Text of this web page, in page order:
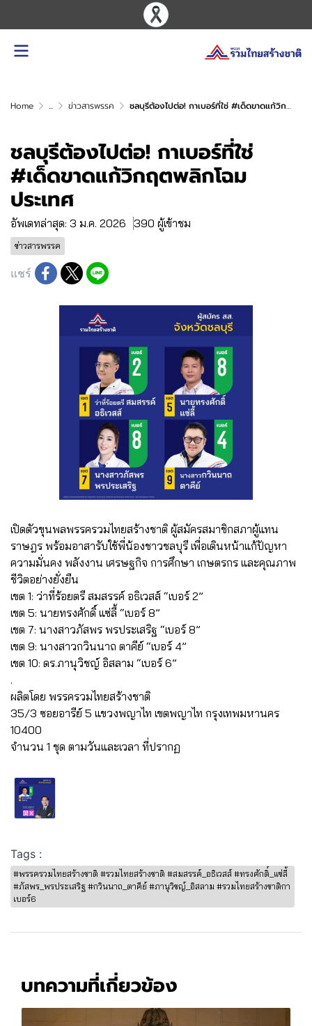
Home ... ข่าวสารพรรค ชลบุรีต้องไปต่อ! กาเบอร์ที่ใช่ #เด็ดขาดแก้วิกฤตพลิกโฉมประเทศ
ชลบุรีต้องไปต่อ! กาเบอร์ที่ใช่
#เด็ดขาดแก้วิกฤตพลิกโฉม
ประเทศ
อัพเดทล่าสุด: 3 ม.ค. 2026 390 ผู้เข้าชม
ข่าวสารพรรค
แชร์
เปิดตัวขุนพลพรรครวมไทยสร้างชาติ ผู้สมัครสมาชิกสภาผู้แทน
ราษฎร พร้อมอาสารับใช้พี่น้องชาวชลบุรี เพื่อเดินหน้าแก้ปัญหา
ความมั่นคง พลังงาน เศรษฐกิจ การศึกษา เกษตรกร และคุณภาพ
ชีวิตอย่างยั่งยืน
เขต 1: ว่าที่ร้อยตรี สมสรรค์ อธิเวสส์ “เบอร์ 2”
เขต 5: นายทรงศักดิ์ แซ่ลี้ “เบอร์ 8”
เขต 7: นางสาวภัสพร พรประเสริฐ “เบอร์ 8”
เขต 9: นางสาวกวินนาถ ตาคีย์ “เบอร์ 4”
เขต 10: ดร.ภานุวิชญ์ อิสลาม “เบอร์ 6”
.
ผลิตโดย พรรครวมไทยสร้างชาติ
35/3 ซอยอารีย์ 5 แขวงพญาไท เขตพญาไท กรุงเทพมหานคร
10400
จำนวน 1 ชุด ตามวันและเวลา ที่ปรากฏ
Tags :
#พรรครวมไทยสร้างชาติ #รวมไทยสร้างชาติ #สมสรรค์_อธิเวสส์ #ทรงศักดิ์_แซ่ลี้
#ภัสพร_พรประเสริฐ #กวินนาถ_ตาคีย์ #ภานุวิชญ์_อิสลาม #รวมไทยสร้างชาติกา
เบอร์6
บทความที่เกี่ยวข้อง